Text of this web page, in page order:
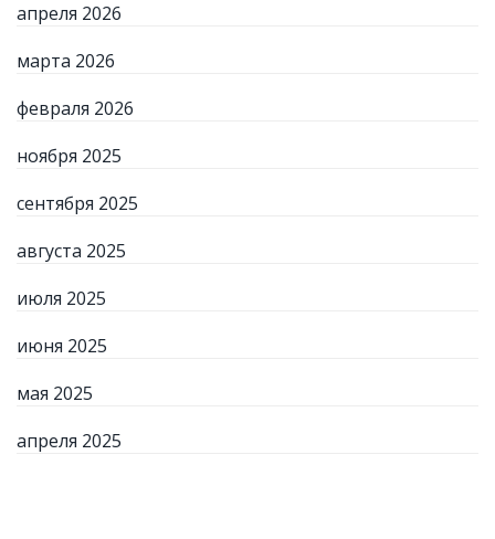
апреля 2026
марта 2026
февраля 2026
ноября 2025
сентября 2025
августа 2025
июля 2025
июня 2025
мая 2025
апреля 2025